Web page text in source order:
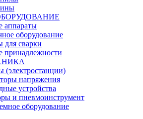
аппараты
оборудование
для сварки
принадлежности
(электростанции)
напряжения
устройства
и пневмоинструмент
оборудование